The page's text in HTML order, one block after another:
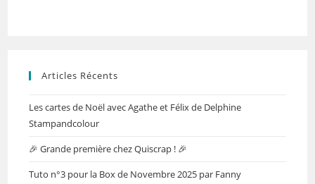
Articles Récents
Les cartes de Noël avec Agathe et Félix de Delphine
Stampandcolour
🎉 Grande première chez Quiscrap ! 🎉
Tuto n°3 pour la Box de Novembre 2025 par Fanny